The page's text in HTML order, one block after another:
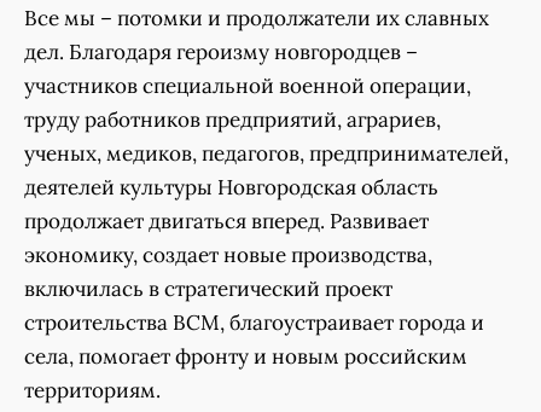
Все мы – потомки и продолжатели их славных
дел. Благодаря героизму новгородцев –
участников специальной военной операции,
труду работников предприятий, аграриев,
ученых, медиков, педагогов, предпринимателей,
деятелей культуры Новгородская область
продолжает двигаться вперед. Развивает
экономику, создает новые производства,
включилась в стратегический проект
строительства ВСМ, благоустраивает города и
села, помогает фронту и новым российским
территориям.